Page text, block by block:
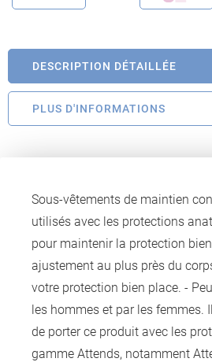
DESCRIPTION DÉTAILLÉE
PLUS D'INFORMATIONS
Sous-vêtements de maintien
utilisés avec les protections
pour maintenir la protection
ajustement au plus près du
votre protection bien place. -
les hommes et par les femmes.
de porter ce produit avec les
gamme Attends, notamment